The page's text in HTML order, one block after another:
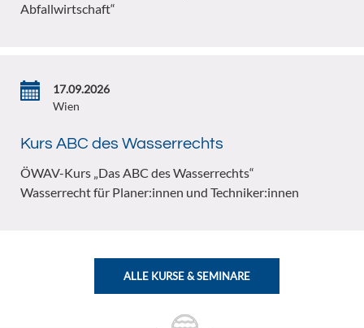
Abfallwirtschaft“
17.09.2026
Wien
Kurs ABC des Wasserrechts
ÖWAV-Kurs „Das ABC des Wasserrechts“
Wasserrecht für Planer:innen und Techniker:innen
ALLE KURSE & SEMINARE